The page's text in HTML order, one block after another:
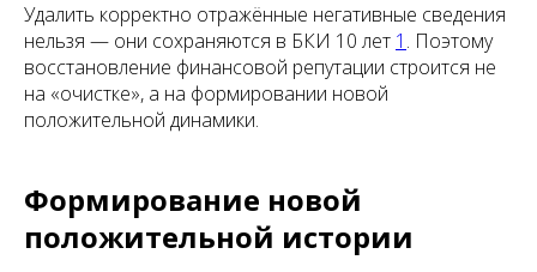
Удалить корректно отражённые негативные сведения
нельзя — они сохраняются в БКИ 10 лет 1 . Поэтому
восстановление финансовой репутации строится не
на «очистке», а на формировании новой
положительной динамики.
Формирование новой
положительной истории